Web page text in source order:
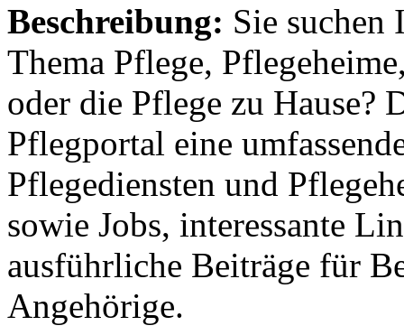
Beschreibung: Sie suchen
Thema Pflege,
oder die Pflege zu Hause?
Pflegportal eine
Pflegediensten und
sowie Jobs, interessante
ausführliche Beiträge für
Angehörige.